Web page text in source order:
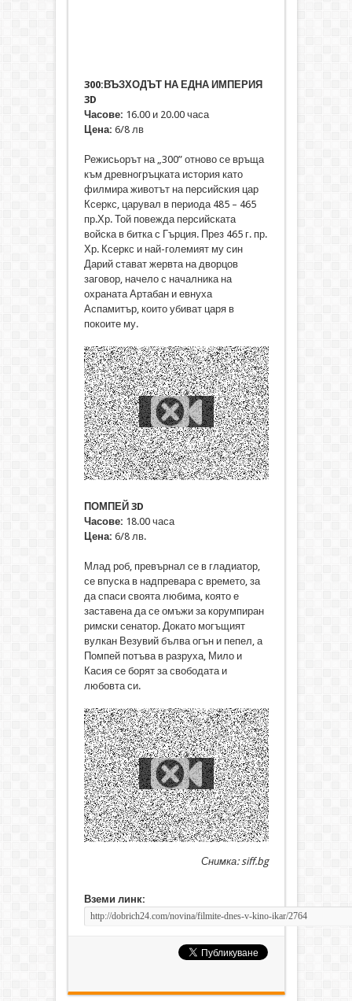
300:ВЪЗХОДЪТ НА ЕДНА ИМПЕРИЯ
3D
Часове: 16.00 и 20.00 часа
Цена: 6/8 лв
Режисьорът на „300” отново се връща
към древногръцката история като
филмира животът на персийския цар
Ксеркс, царувал в периода 485 – 465
пр.Хр. Той повежда персийската
войска в битка с Гърция. През 465 г. пр.
Хр. Ксеркс и най-големият му син
Дарий стават жервта на дворцов
заговор, начело с началника на
охраната Артабан и евнуха
Аспамитър, които убиват царя в
покоите му.
ПОМПЕЙ 3D
Часове: 18.00 часа
Цена: 6/8 лв.
Млад роб, превърнал се в гладиатор,
се впуска в надпревара с времето, за
да спаси своята любима, която е
заставена да се омъжи за корумпиран
римски сенатор. Докато могъщият
вулкан Везувий бълва огън и пепел, а
Помпей потъва в разруха, Мило и
Касия се борят за свободата и
любовта си.
Снимка: siff.bg
Вземи линк: